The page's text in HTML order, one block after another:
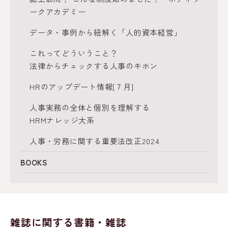
ークアカデミー
データ・事例から紐解く「人的資本経営」
これってどういうこと？
法律からチェックする人事のキホン
HRのアップデート情報[７月]
人事実務の全体と個別を理解する
HRMナレッジ大系
人事・労務に関する重要法改正2024
BOOKS
雑誌に関する書籍・雑誌